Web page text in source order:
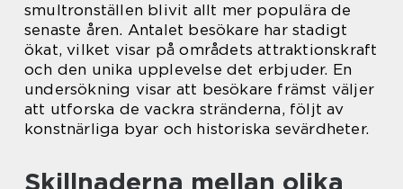
smultronställen blivit allt mer populära de
senaste åren. Antalet besökare har stadigt
ökat, vilket visar på områdets attraktionskraft
och den unika upplevelse det erbjuder. En
undersökning visar att besökare främst väljer
att utforska de vackra stränderna, följt av
konstnärliga byar och historiska sevärdheter.
Skillnaderna mellan olika